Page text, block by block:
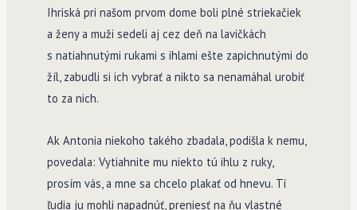
Ihriská pri našom prvom dome boli plné striekačiek
a ženy a muži sedeli aj cez deň na lavičkách
s natiahnutými rukami s ihlami ešte zapichnutými do
žíl, zabudli si ich vybrať a nikto sa nenamáhal urobiť
to za nich.
Ak Antonia niekoho takého zbadala, podišla k nemu,
povedala: Vytiahnite mu niekto tú ihlu z ruky,
prosím vás, a mne sa chcelo plakať od hnevu. Tí
ľudia ju mohli napadnúť, preniesť na ňu vlastné